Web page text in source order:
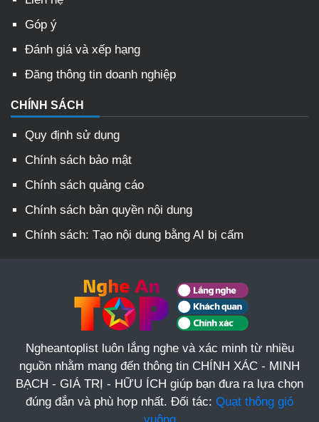
Góp ý
Đánh giá và xếp hạng
Đăng thông tin doanh nghiệp
CHÍNH SÁCH
Quy định sử dụng
Chính sách bảo mật
Chính sách quảng cáo
Chính sách bản quyền nội dung
Chính sách: Tạo nội dung bằng AI bị cấm
Ngheantoplist luôn lắng nghe và xác minh từ nhiều
nguồn nhằm mang đến thông tin CHÍNH XÁC - MINH
BẠCH - GIÁ TRỊ - HỮU ÍCH giúp bạn đưa ra lựa chọn
đúng đắn và phù hợp nhất. Đối tác: Quạt thông gió
vuông